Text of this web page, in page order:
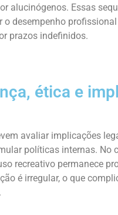
alucinógenos. Essas
o desempenho
prazos indefinidos.
ética e
avaliar implicações
políticas internas. No
recreativo permanece
é irregular, o que